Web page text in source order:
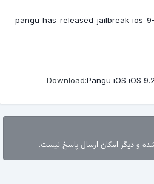
Download:Pangu iOS iOS
و دیگر امکان ارسال پاسخ نیست.